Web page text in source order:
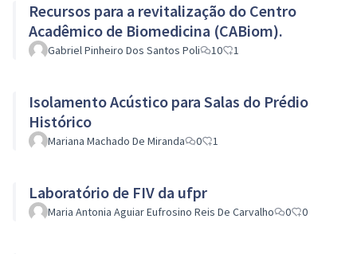
Recursos para a revitalização do Centro
Acadêmico de Biomedicina (CABiom).
Gabriel Pinheiro Dos Santos Poli 10 1
Isolamento Acústico para Salas do Prédio
Histórico
Mariana Machado De Miranda 0 1
Laboratório de FIV da ufpr
Maria Antonia Aguiar Eufrosino Reis De Carvalho 0 0